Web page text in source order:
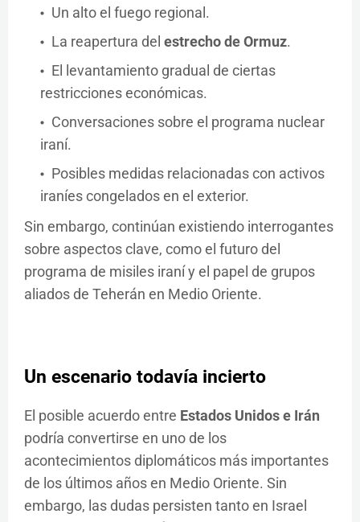
Un alto el fuego regional.
La reapertura del estrecho de Ormuz.
El levantamiento gradual de ciertas
restricciones económicas.
Conversaciones sobre el programa nuclear
iraní.
Posibles medidas relacionadas con activos
iraníes congelados en el exterior.
Sin embargo, continúan existiendo interrogantes
sobre aspectos clave, como el futuro del
programa de misiles iraní y el papel de grupos
aliados de Teherán en Medio Oriente.
Un escenario todavía incierto
El posible acuerdo entre Estados Unidos e Irán
podría convertirse en uno de los
acontecimientos diplomáticos más importantes
de los últimos años en Medio Oriente. Sin
embargo, las dudas persisten tanto en Israel